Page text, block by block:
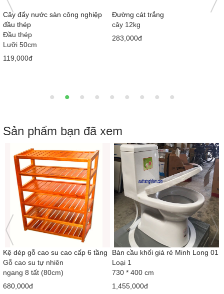
Nước tương Mekong Nắp hồng
415ml x 12 chai
58,000đ
Bàn cầu 1 khối giá rẻ MS5001
Loại 1
710x380x630 mm
Sản phẩm bạn đã xem
Bàn cầu khối giá rẻ Minh Long 01
Loại 1
730 * 400 cm
1,455,000đ
Bàn cầu 1 khối giá rẻ MS5001
Loại 1
710x380x630 mm
2,050,000đ